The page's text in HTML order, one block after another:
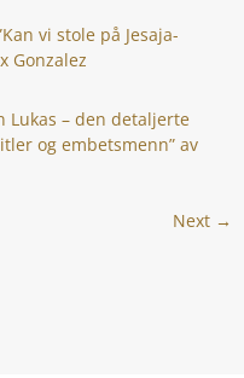
vi stole på Jesaja-
Gonzalez
Lukas – den detaljerte
og embetsmenn” av
Next →